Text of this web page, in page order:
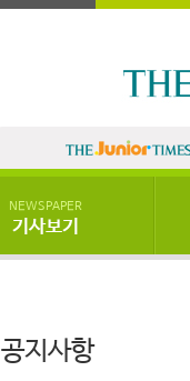
NEWSPAPER
기사보기
공지사항